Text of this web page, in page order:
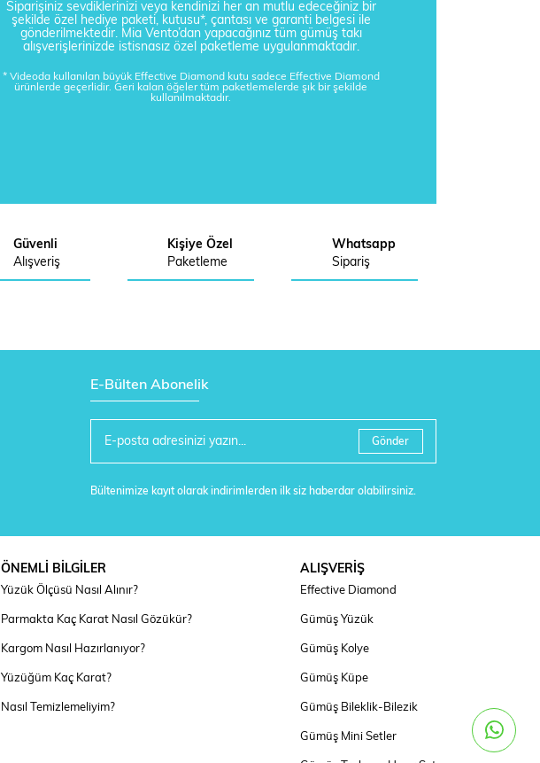
Siparişiniz sevdiklerinizi veya kendinizi her an mutlu edeceğiniz bir
şekilde özel hediye paketi, kutusu*, çantası ve garanti belgesi ile
gönderilmektedir. Mia Vento’dan yapacağınız tüm gümüş takı
alışverişlerinizde istisnasız özel paketleme uygulanmaktadır.
* Videoda kullanılan büyük Effective Diamond kutu sadece Effective Diamond
ürünlerde geçerlidir. Geri kalan öğeler tüm paketlemelerde şık bir şekilde
kullanılmaktadır.
Güvenli
Alışveriş
Kişiye Özel
Paketleme
Whatsapp
Sipariş
E-Bülten Abonelik
Gönder
Bültenimize kayıt olarak indirimlerden ilk siz haberdar olabilirsiniz.
ÖNEMLİ BİLGİLER
Yüzük Ölçüsü Nasıl Alınır?
Parmakta Kaç Karat Nasıl Gözükür?
Kargom Nasıl Hazırlanıyor?
Yüzüğüm Kaç Karat?
Nasıl Temizlemeliyim?
ALIŞVERİŞ
Effective Diamond
Gümüş Yüzük
Gümüş Kolye
Gümüş Küpe
Gümüş Bileklik-Bilezik
Gümüş Mini Setler